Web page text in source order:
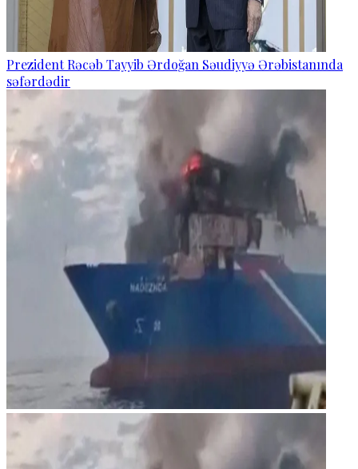
Prezident Rəcəb Tayyib Ərdoğan Səudiyyə Ərəbistanında
səfərdədir